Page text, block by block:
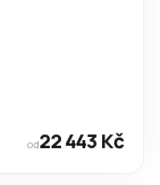
od22 443 Kč